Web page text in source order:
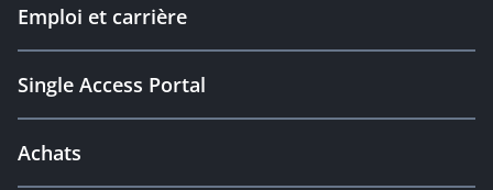
Emploi et carrière
Single Access Portal
Achats